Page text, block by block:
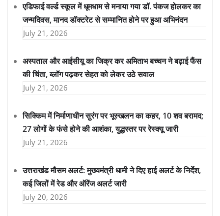
एडिफाई वर्ल्ड स्कूल में धूमधाम से मनाया गया डॉ. पंकज होलकर का
जन्मदिवस, मानद डॉक्टरेट से सम्मानित होने पर हुआ अभिनंदन
July 21, 2026
अस्पताल और आईसीयू का जिक्र कर अमिताभ बच्चन ने बढ़ाई फैंस
की चिंता, ब्लॉग पढ़कर सेहत को लेकर उठे सवाल
July 21, 2026
सिक्किम में निर्माणाधीन सुरंग पर भूस्खलन का कहर, 10 शव बरामद;
27 लोगों के फंसे होने की आशंका, युद्धस्तर पर रेस्क्यू जारी
July 21, 2026
उत्तराखंड मौसम अलर्ट: मुख्यमंत्री धामी ने दिए हाई अलर्ट के निर्देश,
कई जिलों में रेड और ऑरेंज अलर्ट जारी
July 20, 2026